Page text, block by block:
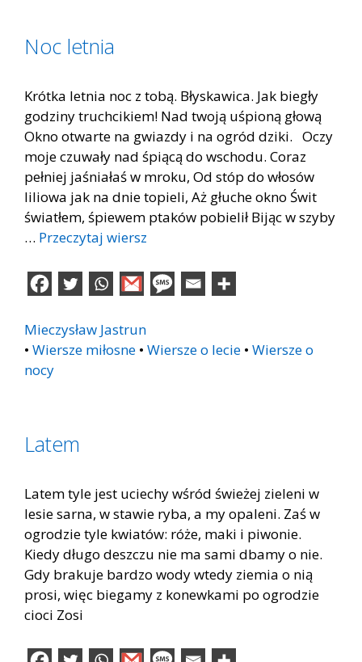
Noc letnia
Krótka letnia noc z tobą. Błyskawica. Jak biegły
godziny truchcikiem! Nad twoją uśpioną głową
Okno otwarte na gwiazdy i na ogród dziki. Oczy
moje czuwały nad śpiącą do wschodu. Coraz
pełniej jaśniałaś w mroku, Od stóp do włosów
liliowa jak na dnie topieli, Aż głuche okno Świt
światłem, śpiewem ptaków pobielił Bijąc w szyby
… Przeczytaj wiersz
Mieczysław Jastrun
• Wiersze miłosne • Wiersze o lecie • Wiersze o
nocy
Latem
Latem tyle jest uciechy wśród świeżej zieleni w
lesie sarna, w stawie ryba, a my opaleni. Zaś w
ogrodzie tyle kwiatów: róże, maki i piwonie.
Kiedy długo deszczu nie ma sami dbamy o nie.
Gdy brakuje bardzo wody wtedy ziemia o nią
prosi, więc biegamy z konewkami po ogrodzie
cioci Zosi